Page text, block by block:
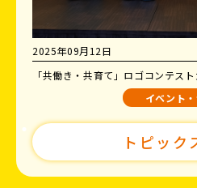
2025年09月12日
「共働き・共育て」ロゴコンテス
イベント
トピック